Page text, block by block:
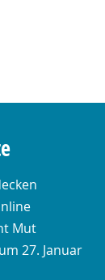
Mut
27. Januar